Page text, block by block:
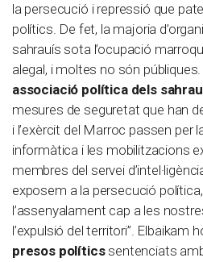
la persecució i repressió que
polítics. De fet, la majoria
sahrauís sota l’ocupació
alegal, i moltes no són públiques.
associació política dels
mesures de seguretat que han
i l’exèrcit del Marroc passen per
informàtica i les mobilitzacions
membres del servei
exposem a la persecució
l’assenyalament cap a les
l’expulsió del territori”. Elbaikam
presos políticssentenciats